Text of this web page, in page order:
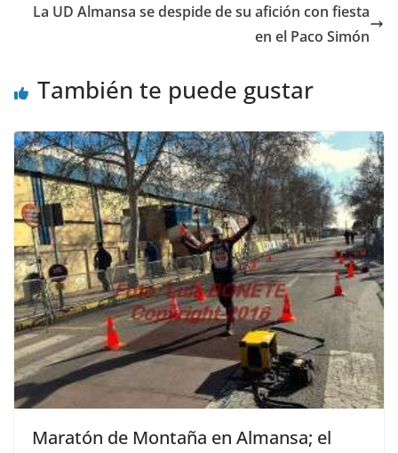
La UD Almansa se despide de su afición con fiesta
en el Paco Simón
También te puede gustar
Maratón de Montaña en Almansa; el